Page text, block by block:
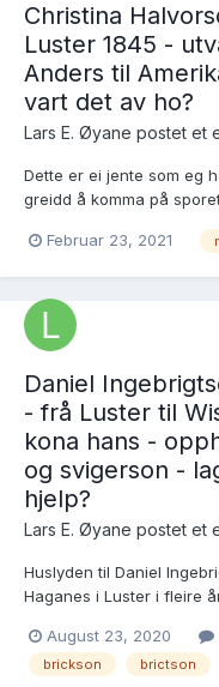
Christina
Luster 1845 -
Anders til
vart det av ho?
Lars E. Øyane postet et
Dette er ei jente som eg
greidd å komma på
yngste barnet av Halvor
Februar 23, 2021
Daniel
- frå Luster til
kona hans -
og svigerson -
hjelp?
Lars E. Øyane postet et
Huslyden til Daniel
Haganes i Luster i fleire
huslyden kring 1980,
mange detaljar, som eg
August 23, 2020
brickson brictson